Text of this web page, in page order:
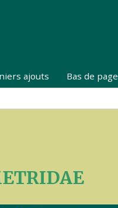
ajouts Bas de page